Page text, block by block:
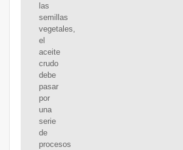
las
semillas
vegetales,
el
aceite
crudo
debe
pasar
por
una
serie
de
procesos